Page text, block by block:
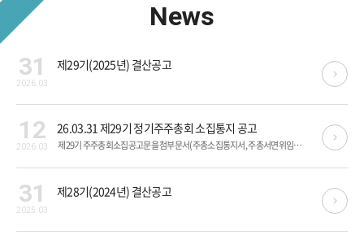
News
31
2026.03
제29기(2025년) 결산공고
12
2026.03
26.03.31 제29기 정기주주총회 소집통지 공고
제29기 주주총회소집공고문을 첨부문서(주총소집통지서, 주총서면위임장, 주총 참석장위임장)와 같이 홈페이지에 공고합니다. 「상법」제368조의 4에 따른 전자투표제도와「자본시장과 금융투자업에 관한 법률 시행령」제 160조 제5호에 따른 전자위임장권유제도를 이번 주주총회에서 활용하기로 하였고, 이 두 제도의 관리업무를 삼성증권에 위탁하였습니다.주주님들께서는 첨부문서의 안내에 기재된 방법에 따라 주주총회에 참석하지 아니하고 전자투표방식으로 의결권을 행사하거나, 전자위임장을 수여하실 수 있습니다.
31
2025.03
제28기(2024년) 결산공고